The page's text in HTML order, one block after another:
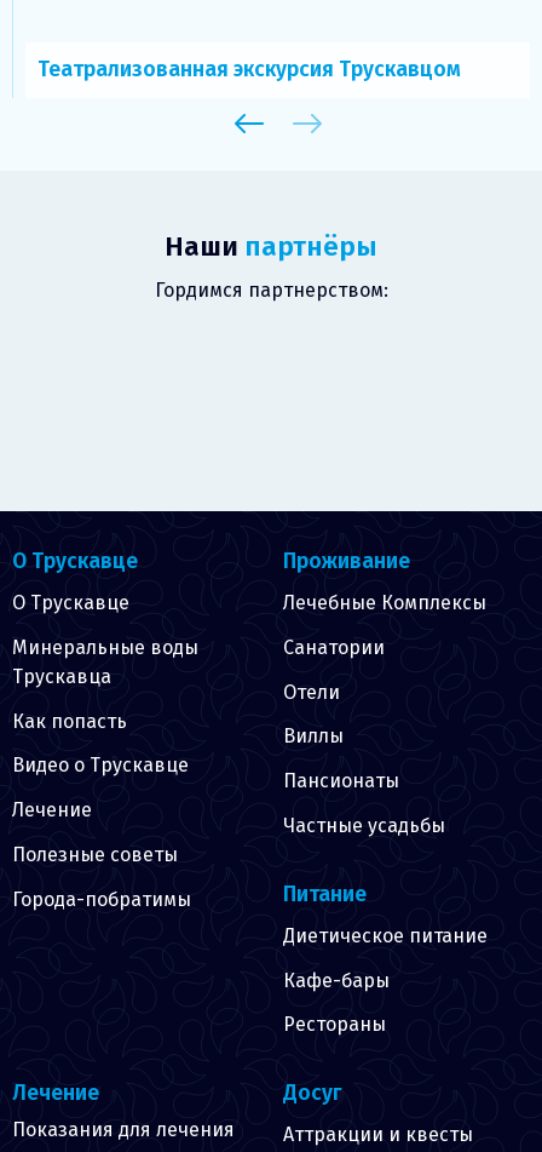
Театрализованная экскурсия Трускавцом
Наши партнёры
Гордимся партнерством:
О Трускавце
О Трускавце
Минеральные воды
Трускавца
Как попасть
Видео о Трускавце
Лечение
Полезные советы
Города-побратимы
Проживание
Лечебные Комплексы
Санатории
Отели
Виллы
Пансионаты
Частные усадьбы
Питание
Диетическое питание
Кафе-бары
Рестораны
Лечение
Показания для лечения
Досуг
Аттракции и квесты